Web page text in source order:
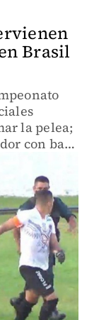
Brasil
la pelea;
con bala